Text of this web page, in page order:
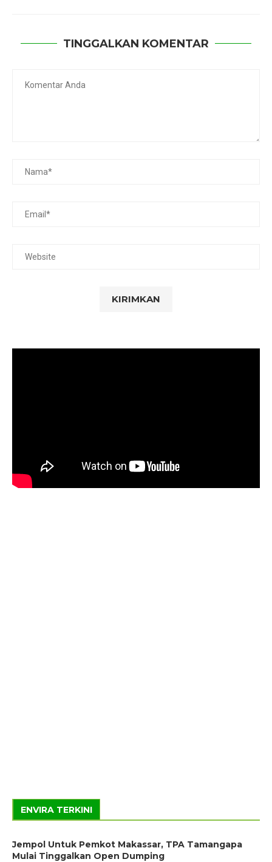
TINGGALKAN KOMENTAR
ENVIRA TERKINI
Jempol Untuk Pemkot Makassar, TPA Tamangapa
Mulai Tinggalkan Open Dumping